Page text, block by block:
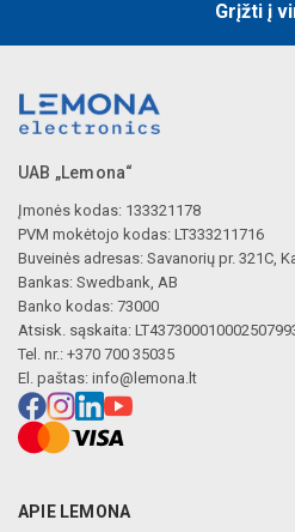
Grįžti į
UAB „Lemona“
Įmonės kodas: 133321178
PVM mokėtojo kodas: LT333211716
Buveinės adresas: Savanorių pr. 321C,
Bankas: Swedbank, AB
Banko kodas: 73000
Atsisk. sąskaita:
Tel. nr.: +370 700 35035
El. paštas: info@lemona.lt
APIE LEMONA